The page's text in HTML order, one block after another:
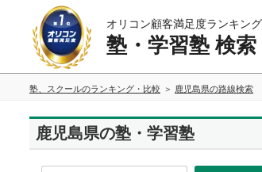
オリコン顧客満足度ランキング
塾・学習塾 検索
塾、スクールのランキング・比較 鹿児島県の路線検索
鹿児島県の塾・学習塾